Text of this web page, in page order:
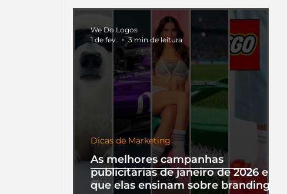
As melhores campanhas
publicitárias de janeiro de 2026 e o
que elas ensinam sobre branding
Dicas de Marketing
We Do Logos
1 de fev.
3 min de leitura